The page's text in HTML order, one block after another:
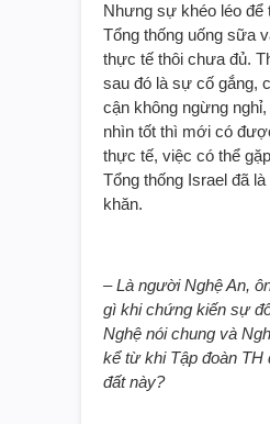
Nhưng sự khéo léo để
Tổng thống uống sữa
thực tế thôi chưa đủ.
sau đó là sự cố gắng,
cận không ngừng
nhìn tốt thì mới có
thực tế, việc có thể
Tổng thống Israel đã
khăn.
– Là người Nghệ An,
gì khi chứng kiến sự
Nghệ nói chung và
kể từ khi Tập đoàn TH
đất này?